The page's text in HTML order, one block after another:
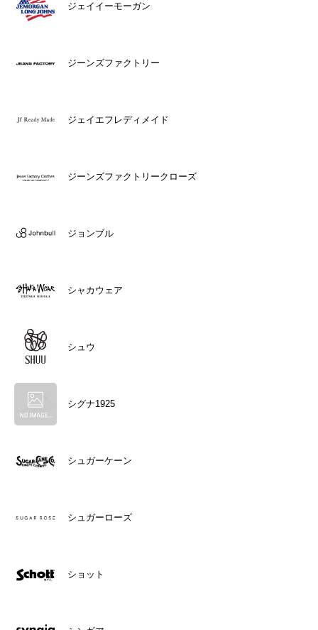
ジェイイーモーガン
ジーンズファクトリー
ジェイエフレディメイド
ジーンズファクトリークローズ
ジョンブル
シャカウェア
シュウ
シグナ1925
シュガーケーン
シュガーローズ
ショット